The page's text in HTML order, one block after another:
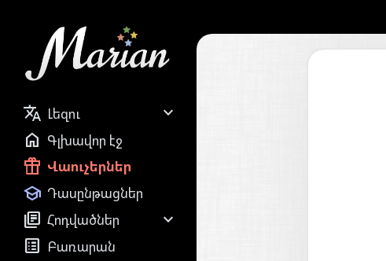
 Լեզու

 Գլխավոր էջ
 Վաուչերներ
 Դասընթացներ
 Հոդվածներ

 Բառարան